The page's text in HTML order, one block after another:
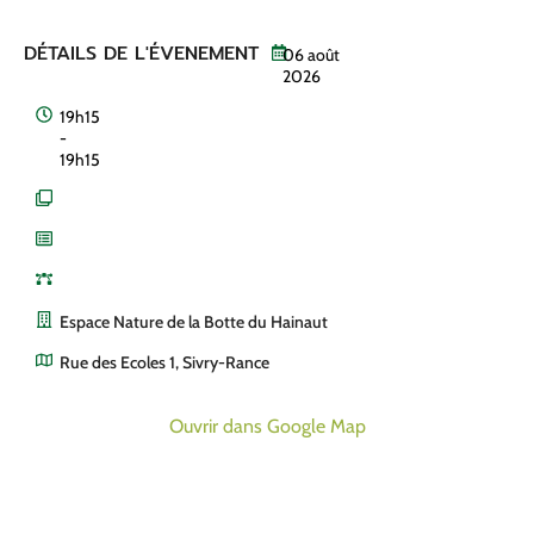
DÉTAILS DE L'ÉVENEMENT 06août
2026
19h15
-
19h15
Espace Nature de la Botte du Hainaut
Rue des Ecoles 1, Sivry-Rance
Ouvrir dans Google Map